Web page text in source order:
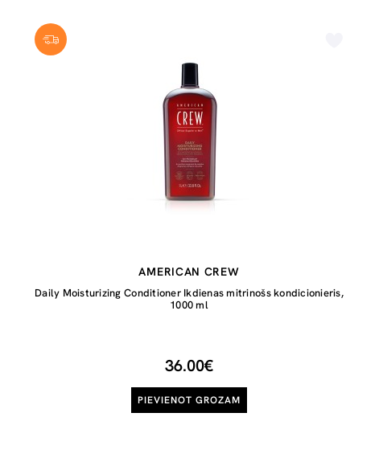
AMERICAN CREW
Daily Moisturizing Conditioner Ikdienas mitrinošs kondicionieris,
1000 ml
36.00€
PIEVIENOT GROZAM